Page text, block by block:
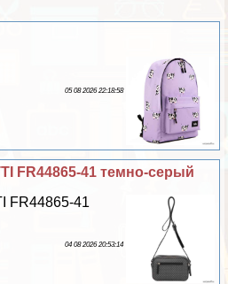
05 08 2026 22:18:58
FR44865-41 темно-серый
FR44865-41
04 08 2026 20:53:14